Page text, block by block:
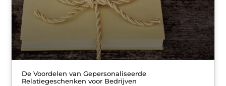
De Voordelen van Gepersonaliseerde
Relatiegeschenken voor Bedrijven